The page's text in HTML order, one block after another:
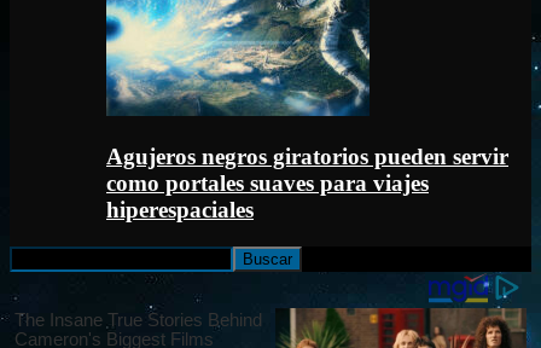
Agujeros negros giratorios pueden servir
como portales suaves para viajes
hiperespaciales